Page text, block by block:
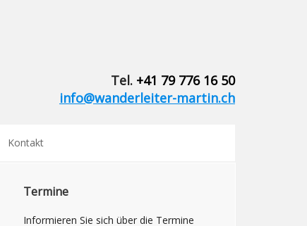
Tel. +41 79 776 16 50
info@wanderleiter-martin.ch
Kontakt
Termine
Informieren Sie sich über die Termine